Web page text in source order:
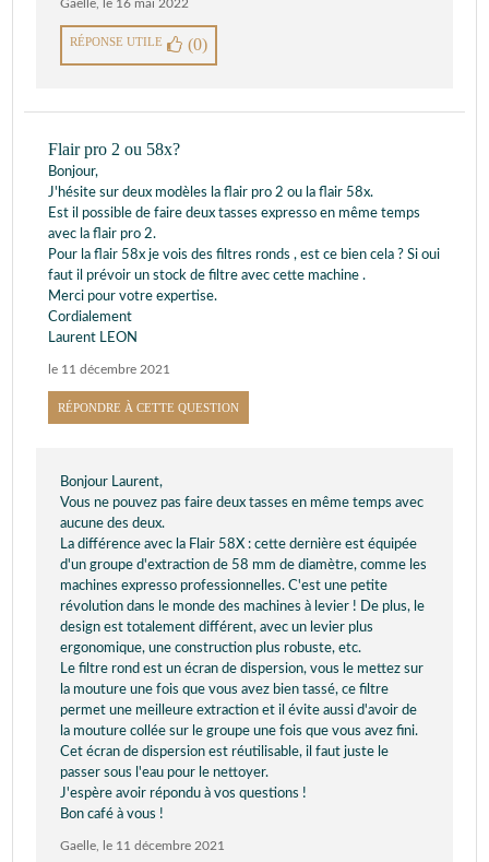
Gaelle le 16 mai 2022
RÉPONSE UTILE (0)
Flair pro 2 ou 58x?
Bonjour,
J'hésite sur deux modèles la flair pro 2 ou la flair 58x.
Est il possible de faire deux tasses expresso en même temps
avec la flair pro 2.
Pour la flair 58x je vois des filtres ronds , est ce bien cela ? Si oui
faut il prévoir un stock de filtre avec cette machine .
Merci pour votre expertise.
Cordialement
Laurent LEON
le 11 décembre 2021
RÉPONDRE À CETTE QUESTION
Bonjour Laurent,
Vous ne pouvez pas faire deux tasses en même temps avec
aucune des deux.
La différence avec la Flair 58X : cette dernière est équipée
d'un groupe d'extraction de 58 mm de diamètre, comme les
machines expresso professionnelles. C'est une petite
révolution dans le monde des machines à levier ! De plus, le
design est totalement différent, avec un levier plus
ergonomique, une construction plus robuste, etc.
Le filtre rond est un écran de dispersion, vous le mettez sur
la mouture une fois que vous avez bien tassé, ce filtre
permet une meilleure extraction et il évite aussi d'avoir de
la mouture collée sur le groupe une fois que vous avez fini.
Cet écran de dispersion est réutilisable, il faut juste le
passer sous l'eau pour le nettoyer.
J'espère avoir répondu à vos questions !
Bon café à vous !
Gaelle le 11 décembre 2021